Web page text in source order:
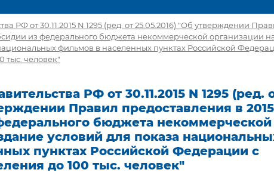
РФ от 30.11.2015 N 1295 (ред. от 25.05.2016) "Об утверждении
из федерального бюджета некоммерческой организации
фильмов в населенных пунктах Российской
тыс. человек"
РФ от 30.11.2015 N 1295 (ред.
Правил предоставления в 2015
бюджета некоммерческой
условий для показа
пунктах Российской Федерации с
до 100 тыс. человек"